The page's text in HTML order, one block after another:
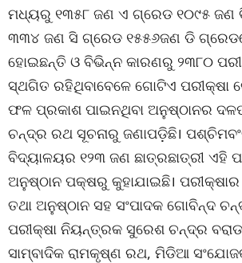
ମଧ୍ୟରୁ ୧୩୫୮ ଜଣ ଏ ଗ୍ରେଡ ୧୦୯୫ ଜଣ
୩୩୪ ଜଣ ସି ଗ୍ରେଡ ୧୫୫୬ଜଣ ଡି
ହୋଇଛନ୍ତି ଓ ବିଭିନ୍ନ କାରଣରୁ ୨୩୮୦
ସ୍ଥଗିତ ରହିଥିବାବେଳେ ଗୋଟିଏ ପରୀକ୍ଷା
ଫଳ ପ୍ରକାଶ ପାଇନଥିବା ଅନୁଷ୍ଠାନର
ଚନ୍ଦ୍ର ରଥ ସୂଚନାରୁ ଜଣାପଡ଼ିଛି।
ବିଦ୍ୟାଳୟର ୧୨୩ ଜଣ ଛାତ୍ରଛାତ୍ରୀ ଏହି
ଅନୁଷ୍ଠାନ ପକ୍ଷରୁ କୁହାଯାଇଛି।
ତଥା ଅନୁଷ୍ଠାନ ସହ ସଂପାଦକ ଗୋବିନ୍ଦ
ପରୀକ୍ଷା ନିୟନ୍ତ୍ରକ ସୁରେଶ ଚନ୍ଦ୍ର
ସାମ୍ବାଦିକ ରାମକୃଷ୍ଣ ରଥ, ମିଡିଆ